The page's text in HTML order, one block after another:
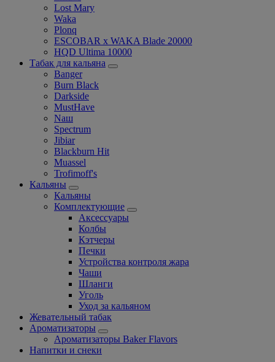
Lost Mary
Waka
Plonq
ESCOBAR x WAKA Blade 20000
HQD Ultima 10000
Табак для кальяна
Banger
Burn Black
Darkside
MustHave
Nаш
Spectrum
Jibiar
Blackburn Hit
Muassel
Trofimoff's
Кальяны
Кальяны
Комплектующие
Аксессуары
Колбы
Кэтчеры
Печки
Устройства контроля жара
Чаши
Шланги
Уголь
Уход за кальяном
Жевательный табак
Ароматизаторы
Ароматизаторы Baker Flavors
Напитки и снеки